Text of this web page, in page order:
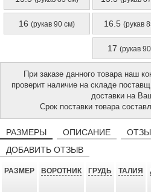
16 (рукав 90 см) 16.5 (рукав
17 (рукав
При заказе данного товара наш
проверит наличие на складе
доставки на
Срок поставки товара
РАЗМЕРЫ ОПИСАНИЕ
ДОБАВИТЬ ОТЗЫВ
РАЗМЕР ВОРОТНИК ГРУДЬ ТАЛИЯ